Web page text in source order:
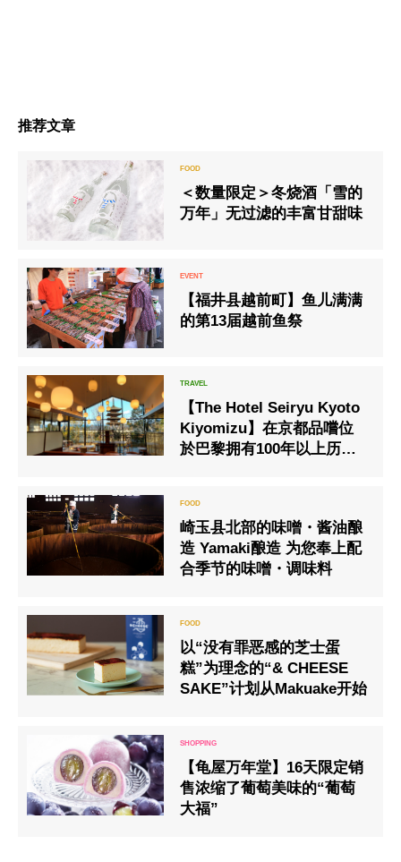
推荐文章
＜数量限定＞冬烧酒「雪的
万年」无过滤的丰富甘甜味
【福井县越前町】鱼儿满满
的第13届越前鱼祭
【The Hotel Seiryu Kyoto
Kiyomizu】在京都品嚐位
於巴黎拥有100年以上历史
崎玉县北部的味噌・酱油酿
造 Yamaki酿造 为您奉上配
合季节的味噌・调味料
以“没有罪恶感的芝士蛋
糕”为理念的“& CHEESE
SAKE”计划从Makuake开始
【龟屋万年堂】16天限定销
售浓缩了葡萄美味的“葡萄
大福”